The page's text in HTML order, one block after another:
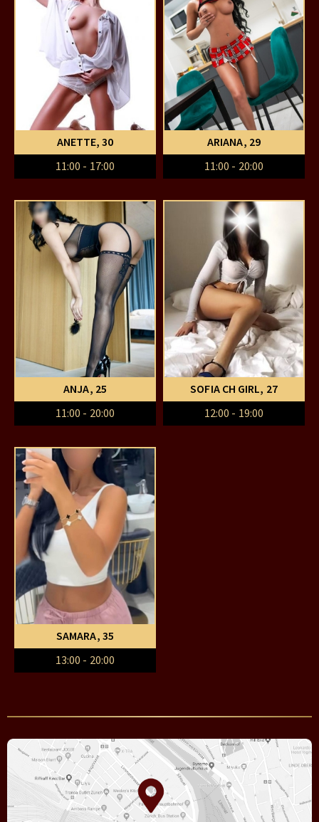
ANETTE, 30
11:00 - 17:00
ARIANA, 29
11:00 - 20:00
ANJA, 25
11:00 - 20:00
SOFIA CH GIRL, 27
12:00 - 19:00
SAMARA, 35
13:00 - 20:00